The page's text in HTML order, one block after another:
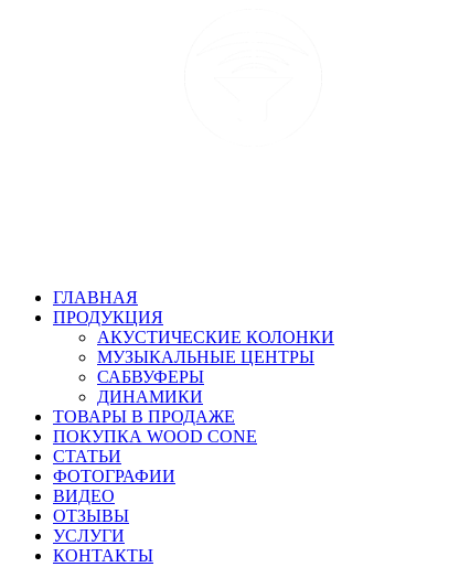
ГЛАВНАЯ
ПРОДУКЦИЯ
АКУСТИЧЕСКИЕ КОЛОНКИ
МУЗЫКАЛЬНЫЕ ЦЕНТРЫ
САБВУФЕРЫ
ДИНАМИКИ
ТОВАРЫ В ПРОДАЖЕ
ПОКУПКА WOOD CONE
СТАТЬИ
ФОТОГРАФИИ
ВИДЕО
ОТЗЫВЫ
УСЛУГИ
КОНТАКТЫ